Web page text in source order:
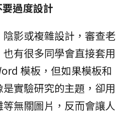
過度設計
影或複雜設計，審查老
有很多同學會直接套用
模板，但如果模板和
實驗研究的主題，卻用
無關圖片，反而會讓人